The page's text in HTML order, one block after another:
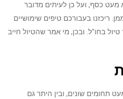
כסף, ועל כן לעיתים מדובר
בעבורכם טיפים שימושיים
בחו"ל. ובכן, מי אמר שהטיול חייב
שונים, ובין היתר גם